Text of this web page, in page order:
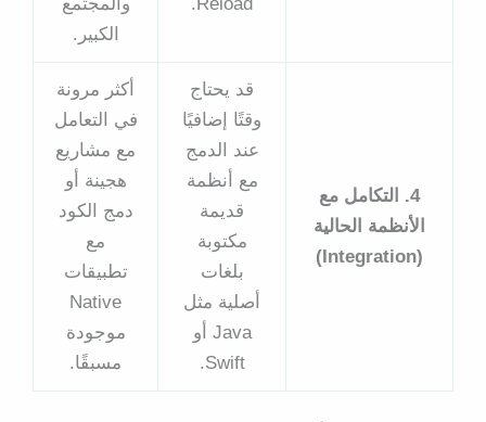
الكبير.
4. التكامل مع
الأنظمة الحالية
(Integration)
قد يحتاج
وقتًا إضافيًا
عند الدمج
مع أنظمة
قديمة
مكتوبة
بلغات
أصلية مثل
Java أو
Swift.
أكثر مرونة
في التعامل
مع مشاريع
هجينة أو
دمج الكود
مع
تطبيقات
Native
موجودة
مسبقًا.